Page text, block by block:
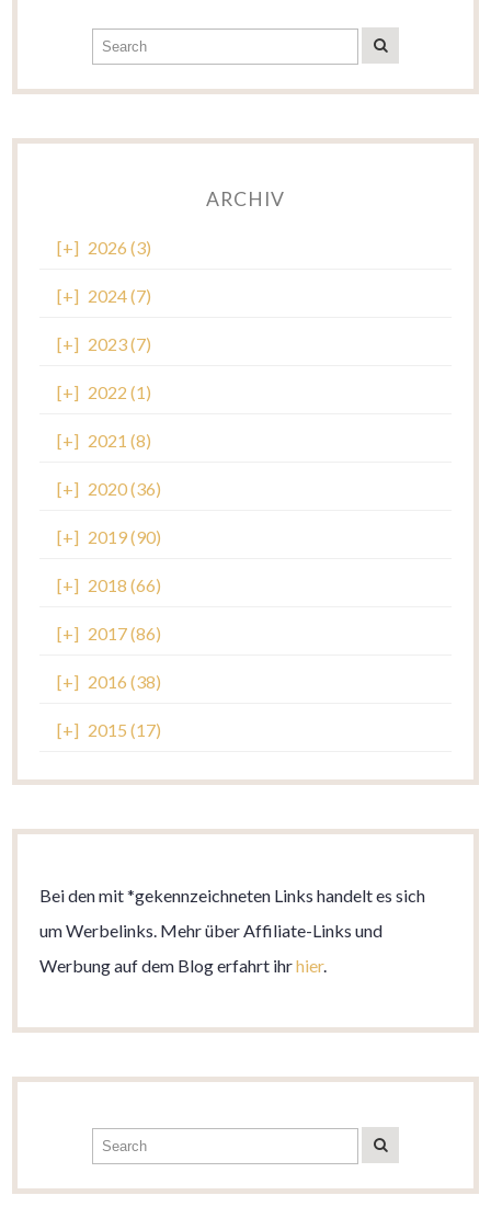
ARCHIV
[+] 2026 (3)
[+] 2024 (7)
[+] 2023 (7)
[+] 2022 (1)
[+] 2021 (8)
[+] 2020 (36)
[+] 2019 (90)
[+] 2018 (66)
[+] 2017 (86)
[+] 2016 (38)
[+] 2015 (17)
Bei den mit *gekennzeichneten Links handelt es sich
um Werbelinks. Mehr über Affiliate-Links und
Werbung auf dem Blog erfahrt ihrhier.